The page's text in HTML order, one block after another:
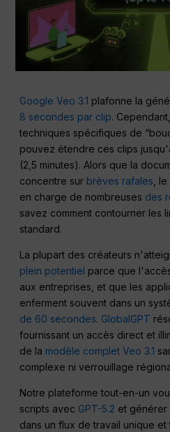
Google Veo 3.1 plafonne la
8 secondes par clip.
techniques spécifiques de
pouvez étendre ces clips
(2,5 minutes). Alors que la
concentre sur brèves rafales ,
en charge de nombreuses des
savez comment contourner les
standard.
La plupart des créateurs
plein potentiel parce que
aux entreprises, et que les
enferment souvent dans un
de 60 secondes. GlobalGPT
fournissant un accès direct et
de la modèle complet Veo 3.1
complexe ni verrouillage
Notre plateforme tout-en-un
scripts avec GPT-5.2 et
dans un flux de travail unique et